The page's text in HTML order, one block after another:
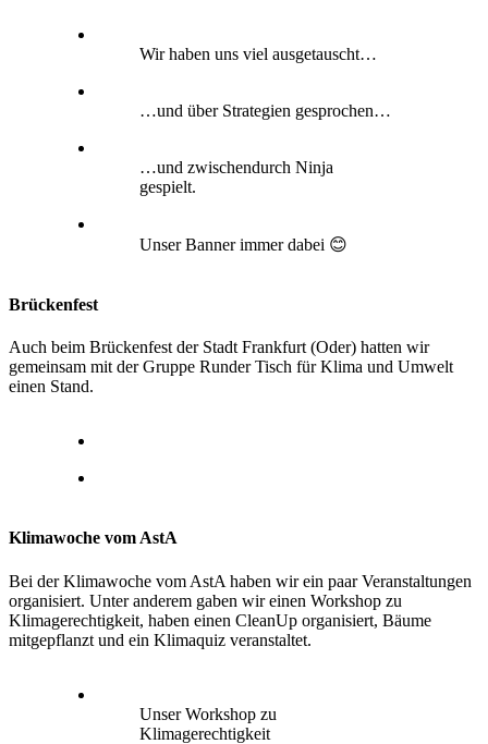
Wir haben uns viel ausgetauscht…
…und über Strategien gesprochen…
…und zwischendurch Ninja
gespielt.
Unser Banner immer dabei 😊
Brückenfest
Auch beim Brückenfest der Stadt Frankfurt (Oder) hatten wir
gemeinsam mit der Gruppe Runder Tisch für Klima und Umwelt
einen Stand.
Klimawoche vom AstA
Bei der Klimawoche vom AstA haben wir ein paar Veranstaltungen
organisiert. Unter anderem gaben wir einen Workshop zu
Klimagerechtigkeit, haben einen CleanUp organisiert, Bäume
mitgepflanzt und ein Klimaquiz veranstaltet.
Unser Workshop zu
Klimagerechtigkeit